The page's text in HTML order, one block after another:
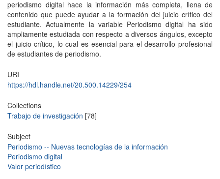
periodismo digital hace la información más completa, llena de
contenido que puede ayudar a la formación del juicio crítico del
estudiante. Actualmente la variable Periodismo digital ha sido
ampliamente estudiada con respecto a diversos ángulos, excepto
el juicio crítico, lo cual es esencial para el desarrollo profesional
de estudiantes de periodismo.
URI
https://hdl.handle.net/20.500.14229/254
Collections
Trabajo de investigación [78]
Subject
Periodismo -- Nuevas tecnologías de la información
Periodismo digital
Valor periodístico